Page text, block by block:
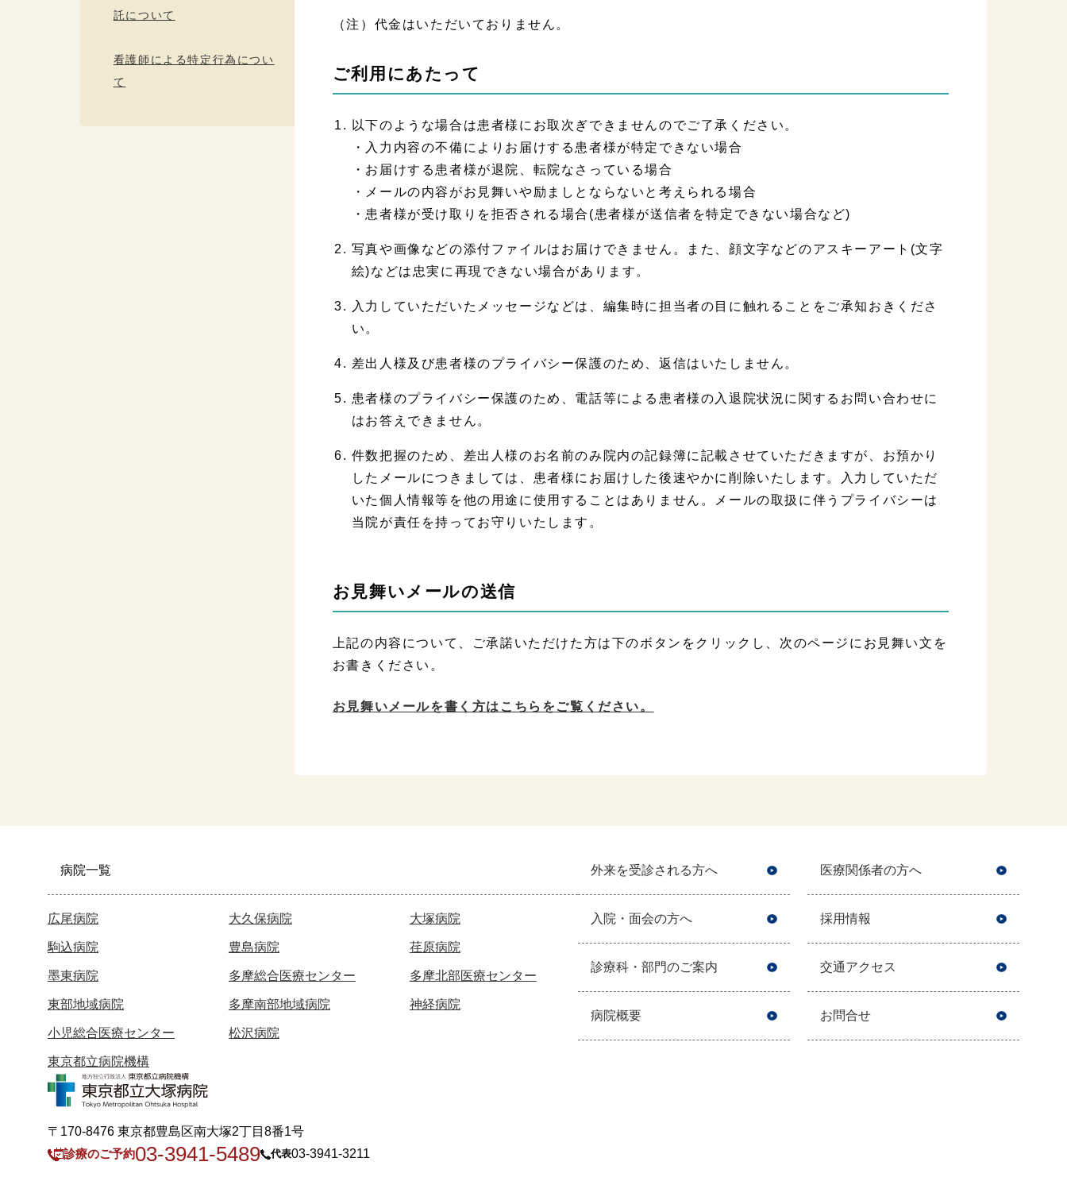
（注）代金はいただいておりません。
ご利用にあたって
以下のような場合は患者様にお取次ぎできませんのでご了承ください。
・入力内容の不備によりお届けする患者様が特定できない場合
・お届けする患者様が退院、転院なさっている場合
・メールの内容がお見舞いや励ましとならないと考えられる場合
・患者様が受け取りを拒否される場合(患者様が送信者を特定できない場合など)
写真や画像などの添付ファイルはお届けできません。また、顔文字などのアスキーアート(文字
絵)などは忠実に再現できない場合があります。
入力していただいたメッセージなどは、編集時に担当者の目に触れることをご承知おきくださ
い。
差出人様及び患者様のプライバシー保護のため、返信はいたしません。
患者様のプライバシー保護のため、電話等による患者様の入退院状況に関するお問い合わせに
はお答えできません。
件数把握のため、差出人様のお名前のみ院内の記録簿に記載させていただきますが、お預かり
したメールにつきましては、患者様にお届けした後速やかに削除いたします。入力していただ
いた個人情報等を他の用途に使用することはありません。メールの取扱に伴うプライバシーは
当院が責任を持ってお守りいたします。
お見舞いメールの送信
上記の内容について、ご承諾いただけた方は下のボタンをクリックし、次のページにお見舞い文を
お書きください。
お見舞いメールを書く方はこちらをご覧ください。
託について
看護師による特定行為につい
て
病院一覧
広尾病院 大久保病院 大塚病院
駒込病院 豊島病院 荏原病院
墨東病院 多摩総合医療センター 多摩北部医療センター
東部地域病院 多摩南部地域病院 神経病院
小児総合医療センター 松沢病院
東京都立病院機構
外来を受診される方へ
入院・面会の方へ
診療科・部門のご案内
病院概要
医療関係者の方へ
採用情報
交通アクセス
お問合せ
〒170-8476 東京都豊島区南大塚2丁目8番1号
診療のご予約03-3941-5489 代表03-3941-3211